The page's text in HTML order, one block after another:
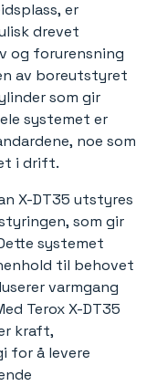
er
drevet
og forurensning
av boreutstyret
som gir
systemet er
noe som
i drift.
X-DT35 utstyres
som gir
systemet
til behovet
varmgang
Terox X-DT35
kraft,
for å levere